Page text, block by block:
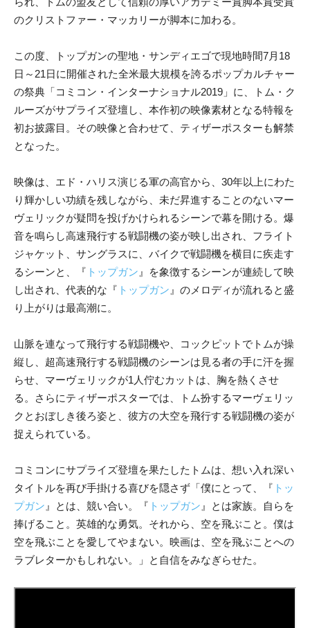
のクリストファー・マッカリーが脚本に加わる。
この度、トップガンの聖地・サンディエゴで現地時間7月18
日～21日に開催された全米最大規模を誇るポップカルチャー
の祭典「コミコン・インターナショナル2019」に、トム・ク
ルーズがサプライズ登壇し、本作初の映像素材となる特報を
初お披露目。その映像と合わせて、ティザーポスターも解禁
となった。
映像は、エド・ハリス演じる軍の高官から、30年以上にわた
り輝かしい功績を残しながら、未だ昇進することのないマー
ヴェリックが疑問を投げかけられるシーンで幕を開ける。爆
音を鳴らし高速飛行する戦闘機の姿が映し出され、フライト
ジャケット、サングラスに、バイクで戦闘機を横目に疾走す
るシーンと、『 トップガン 』を象徴するシーンが連続して映
し出され、代表的な『 トップガン 』のメロディが流れると盛
り上がりは最高潮に。
山脈を連なって飛行する戦闘機や、コックピットでトムが操
縦し、超高速飛行する戦闘機のシーンは見る者の手に汗を握
らせ、マーヴェリックが1人佇むカットは、胸を熱くさせ
る。さらにティザーポスターでは、トム扮するマーヴェリッ
クとおぼしき後ろ姿と、彼方の大空を飛行する戦闘機の姿が
捉えられている。
コミコンにサプライズ登壇を果たしたトムは、想い入れ深い
タイトルを再び手掛ける喜びを隠さず「僕にとって、『 トッ
プガン 』とは、競い合い。『 トップガン 』とは家族。自らを
捧げること。英雄的な勇気。それから、空を飛ぶこと。僕は
空を飛ぶことを愛してやまない。映画は、空を飛ぶことへの
ラブレターかもしれない。」と自信をみなぎらせた。